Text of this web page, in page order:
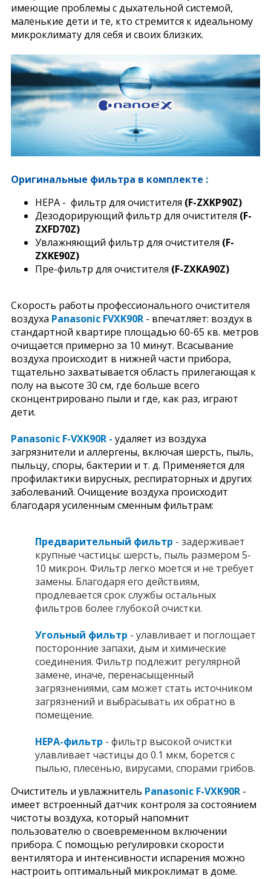
имеющие проблемы с дыхательной системой,
маленькие дети и те, кто стремится к идеальному
микроклимату для себя и своих близких.
Оригинальные фильтра в комплекте :
HEPA - фильтр для очистителя (F-ZXKP90Z)
Дезодорирующий фильтр для очистителя (F-
ZXFD70Z)
Увлажняющий фильтр для очистителя (F-
ZXKE90Z)
Пре-фильтр для очистителя (F-ZXKA90Z)
Скорость работы профессионального очистителя
воздуха Panasonic FVXK90R - впечатляет: воздух в
стандартной квартире площадью 60-65 кв. метров
очищается примерно за 10 минут. Всасывание
воздуха происходит в нижней части прибора,
тщательно захватывается область прилегающая к
полу на высоте 30 см, где больше всего
сконцентрировано пыли и где, как раз, играют
дети.
Panasonic F-VXK90R - удаляет из воздуха
загрязнители и аллергены, включая шерсть, пыль,
пыльцу, споры, бактерии и т. д. Применяется для
профилактики вирусных, респираторных и других
заболеваний. Очищение воздуха происходит
благодаря усиленным сменным фильтрам:
Предварительный фильтр - задерживает
крупные частицы: шерсть, пыль размером 5-
10 микрон. Фильтр легко моется и не требует
замены. Благодаря его действиям,
продлевается срок службы остальных
фильтров более глубокой очистки.
Угольный фильтр - улавливает и поглощает
посторонние запахи, дым и химические
соединения. Фильтр подлежит регулярной
замене, иначе, перенасыщенный
загрязнениями, сам может стать источником
загрязнений и выбрасывать их обратно в
помещение.
НЕРА-фильтр - фильтр высокой очистки
улавливает частицы до 0.1 мкм, борется с
пылью, плесенью, вирусами, спорами грибов.
Очиститель и увлажнитель Panasonic F-VXK90R -
имеет встроенный датчик контроля за состоянием
чистоты воздуха, который напомнит
пользователю о своевременном включении
прибора. С помощью регулировки скорости
вентилятора и интенсивности испарения можно
настроить оптимальный микроклимат в доме.